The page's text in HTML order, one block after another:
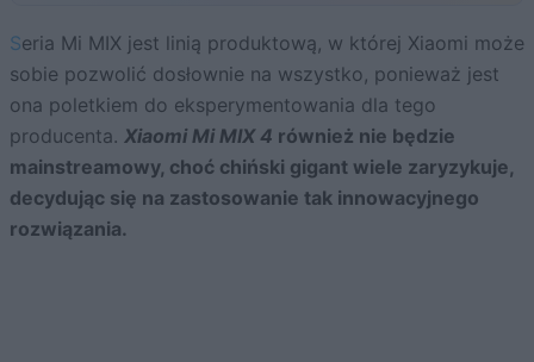
Seria Mi MIX jest linią produktową, w której Xiaomi może
sobie pozwolić dosłownie na wszystko, ponieważ jest
ona poletkiem do eksperymentowania dla tego
producenta. Xiaomi Mi MIX 4 również nie będzie
mainstreamowy, choć chiński gigant wiele zaryzykuje,
decydując się na zastosowanie tak innowacyjnego
rozwiązania.